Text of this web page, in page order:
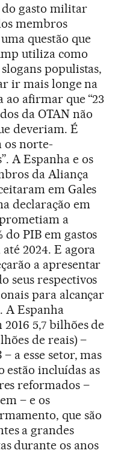
do gasto militar
membros
questão que
utiliza como
populistas,
ir mais longe na
ao afirmar que “23
da OTAN não
deveriam. É
os norte-
A Espanha e os
da Aliança
em Gales
declaração em
a
do PIB em gastos
até 2024. E agora
a apresentar
seus respectivos
para alcançar
A Espanha
5,7 bilhões de
de reais) –
– a esse setor, mas
estão incluídas as
reformados –
– e os
que são
a grandes
durante os anos